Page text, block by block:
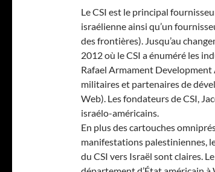
Le CSI est le principal
israélienne ainsi qu’un
des frontières). Jusqu’au
2012 où le CSI a énuméré les
Rafael Armament
militaires et partenaires de
Web). Les fondateurs de CSI,
israélo-américains.
En plus des cartouches
manifestations palestiniennes,
du CSI vers Israël sont claires.